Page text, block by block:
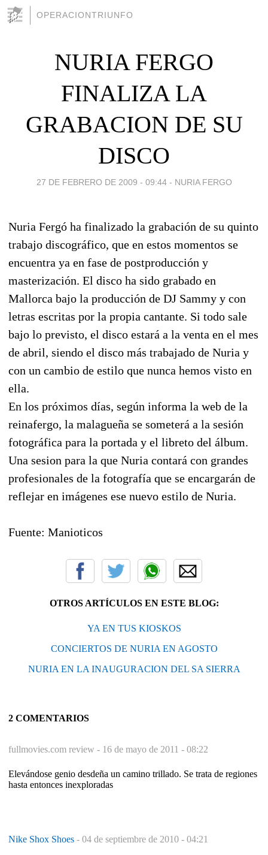
OPERACIONTRIUNFO
NURIA FERGO
FINALIZA LA
GRABACION DE SU
DISCO
27 DE FEBRERO DE 2009 - 09:44 - NURIA FERGO
Nuria Fergó ha finalizado la grabación de su quinto
trabajo discográfico, que en estos momentos se
encuentra ya en fase de postproducción y
masterización. El disco ha sido grabado en
Mallorca bajo la producción de DJ Sammy y con
letras escritas por la propia cantante. Si todo sale
bajo lo previsto, el disco estará a la venta en el mes
de abril, siendo el disco más trabajado de Nuria y
con un cambio de estilo que nunca hemos visto en
ella.
En los próximos días, según informa la web de la
reinafergo, la malagueña se someterá a la sesión
fotográfica para la portada y el libreto del álbum.
Una sesion para la que Nuria contará con grandes
profesionales de la fotografía que se encargarán de
reflejar en imágenes ese nuevo estilo de Nuria.
Fuente: Manioticos
OTROS ARTÍCULOS EN ESTE BLOG:
YA EN TUS KIOSKOS
CONCIERTOS DE NURIA EN AGOSTO
NURIA EN LA INAUGURACION DEL SA SIERRA
2 COMENTARIOS
fullmovies.com review - 16 de mayo de 2011 - 08:22
Elevándose genio desdeña un camino trillado. Se trata de regiones
hasta entonces inexploradas
Nike Shox Shoes - 04 de septiembre de 2010 - 04:21